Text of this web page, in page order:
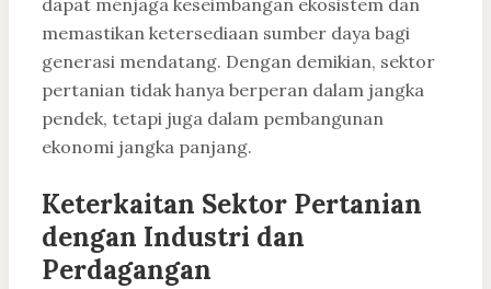
dapat menjaga keseimbangan ekosistem dan
memastikan ketersediaan sumber daya bagi
generasi mendatang. Dengan demikian, sektor
pertanian tidak hanya berperan dalam jangka
pendek, tetapi juga dalam pembangunan
ekonomi jangka panjang.
Keterkaitan Sektor Pertanian
dengan Industri dan
Perdagangan